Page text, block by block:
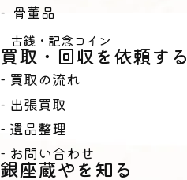
骨董品
古銭・記念コイン
買取・回収を依頼する
買取の流れ
出張買取
遺品整理
お問い合わせ
銀座蔵やを知る